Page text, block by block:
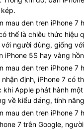
thể là chiêu thức hiệu
người dùng, giống
iPhone 5S hay vàng
định, iPhone 7 có
Apple phát hành
về kiểu dáng, tính
7 trên Google,